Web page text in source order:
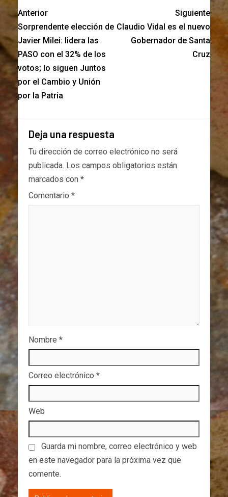
Anterior
Sorprendente elección de
Javier Milei: lidera las
PASO con el 32% de los
votos; lo siguen Juntos
por el Cambio y Unión
por la Patria
Siguiente
Claudio Vidal es el nuevo
Gobernador de Santa
Cruz
Deja una respuesta
Tu dirección de correo electrónico no será
publicada. Los campos obligatorios están
marcados con *
Comentario *
Nombre *
Correo electrónico *
Web
Guarda mi nombre, correo electrónico y web
en este navegador para la próxima vez que
comente.